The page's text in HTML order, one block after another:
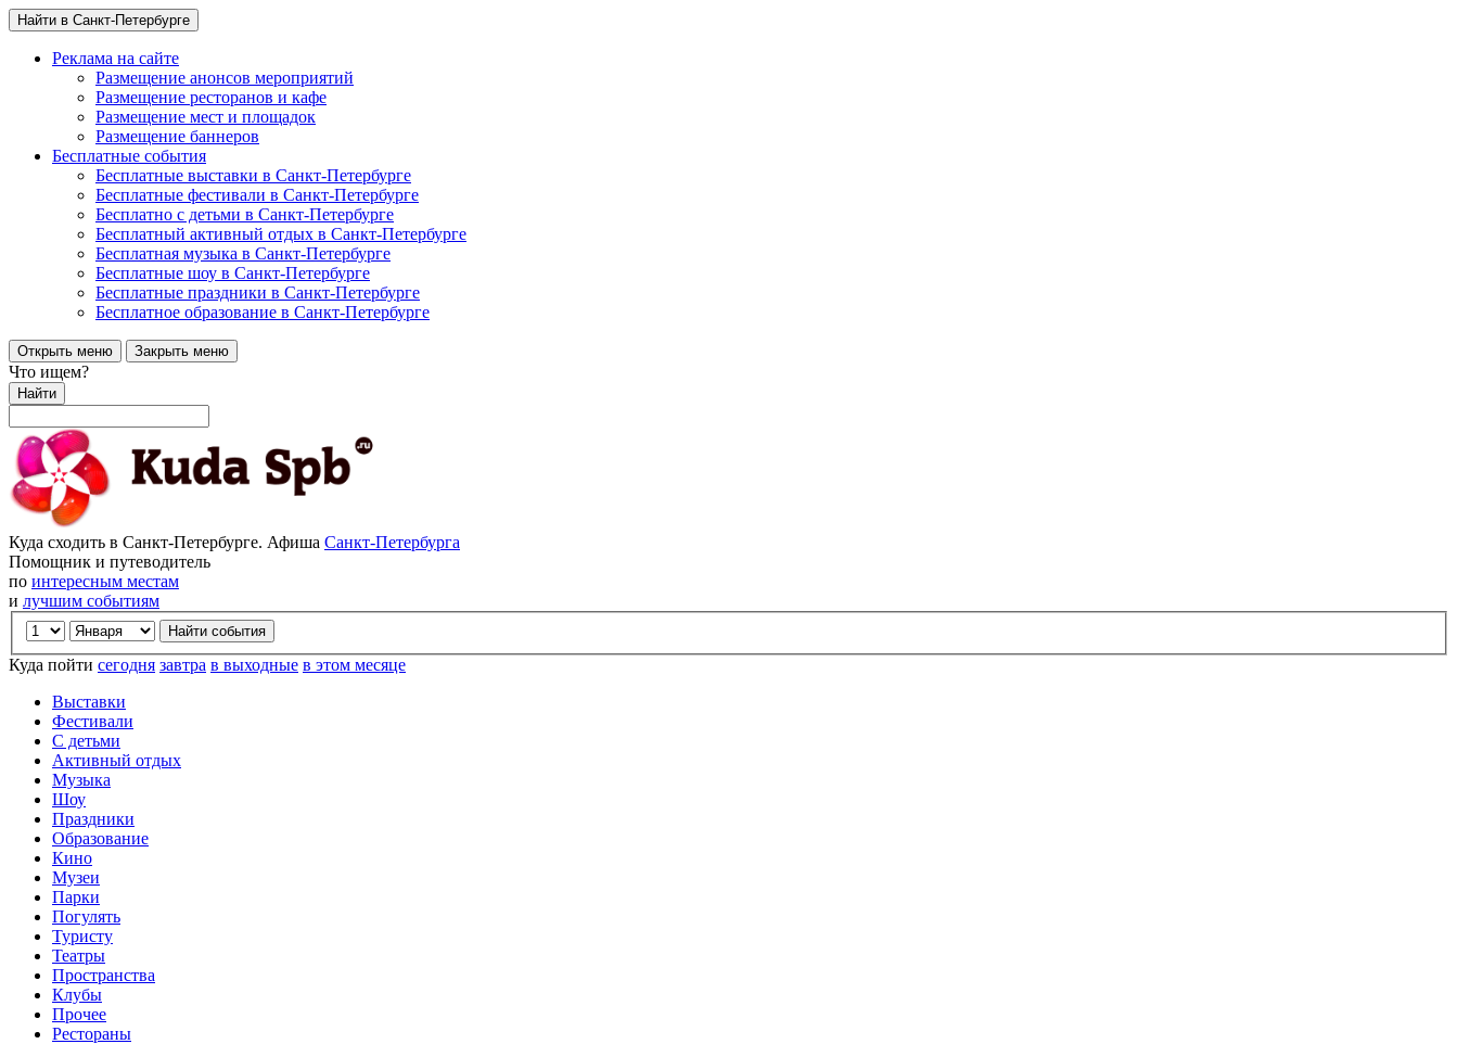
Найти в Санкт-Петербурге
Реклама на сайте
Размещение анонсов мероприятий
Размещение ресторанов и кафе
Размещение мест и площадок
Размещение баннеров
Бесплатные события
Бесплатные выставки в Санкт-Петербурге
Бесплатные фестивали в Санкт-Петербурге
Бесплатно с детьми в Санкт-Петербурге
Бесплатный активный отдых в Санкт-Петербурге
Бесплатная музыка в Санкт-Петербурге
Бесплатные шоу в Санкт-Петербурге
Бесплатные праздники в Санкт-Петербурге
Бесплатное образование в Санкт-Петербурге
Открыть меню Закрыть меню
Что ищем?
Найти
Куда сходить в Санкт-Петербурге. Афиша Санкт-Петербурга
Помощник и путеводитель
по интересным местам
и лучшим событиям
Куда пойти сегодня завтра в выходные в этом месяце
Выставки
Фестивали
С детьми
Активный отдых
Музыка
Шоу
Праздники
Образование
Кино
Музеи
Парки
Погулять
Туристу
Театры
Пространства
Клубы
Прочее
Рестораны